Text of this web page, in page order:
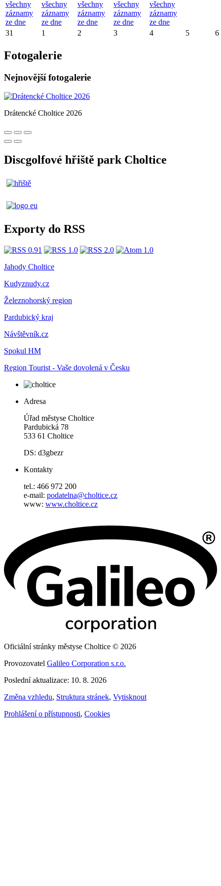
všechny
záznamy
ze dne
všechny
záznamy
ze dne
všechny
záznamy
ze dne
všechny
záznamy
ze dne
všechny
záznamy
ze dne
31 1 2 3 4 5 6
Fotogalerie
Nejnovější fotogalerie
Drátencké Choltice 2026
Discgolfové hřiště park Choltice
Exporty do RSS
Jahody Choltice
Kudyznudy.cz
Železnohorský region
Pardubický kraj
Návštěvník.cz
Spokul HM
Region Tourist - Vaše dovolená v Česku
Adresa
Úřad městyse Choltice
Pardubická 78
533 61 Choltice
DS: d3gbezr
Kontakty
tel.: 466 972 200
e-mail: podatelna@choltice.cz
www: www.choltice.cz
Oficiální stránky městyse Choltice © 2026
Provozovatel Galileo Corporation s.r.o.
Poslední aktualizace: 10. 8. 2026
Změna vzhledu, Struktura stránek, Vytisknout
Prohlášení o přístupnosti, Cookies